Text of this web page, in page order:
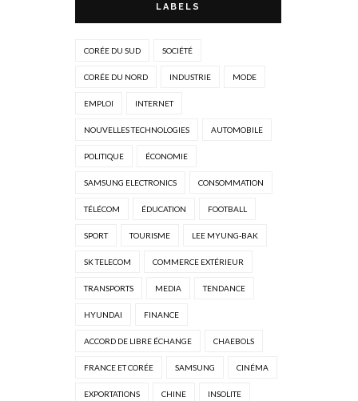
LABELS
CORÉE DU SUD SOCIÉTÉ
CORÉE DU NORD INDUSTRIE MODE
EMPLOI INTERNET
NOUVELLES TECHNOLOGIES AUTOMOBILE
POLITIQUE ÉCONOMIE
SAMSUNG ELECTRONICS CONSOMMATION
TÉLÉCOM ÉDUCATION FOOTBALL
SPORT TOURISME LEE MYUNG-BAK
SK TELECOM COMMERCE EXTÉRIEUR
TRANSPORTS MEDIA TENDANCE
HYUNDAI FINANCE
ACCORD DE LIBRE ÉCHANGE CHAEBOLS
FRANCE ET CORÉE SAMSUNG CINÉMA
EXPORTATIONS CHINE INSOLITE